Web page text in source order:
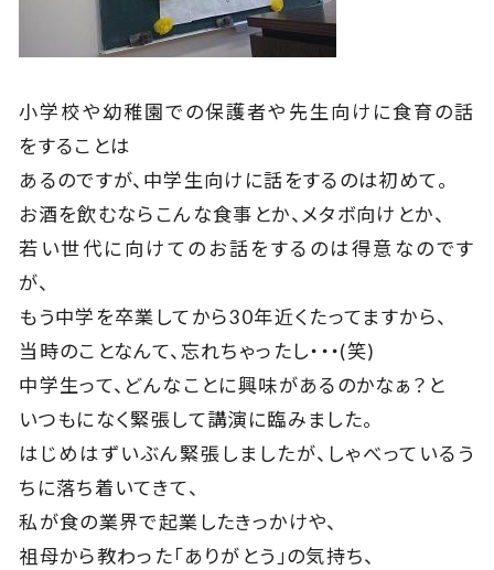
小学校や幼稚園での保護者や先生向けに食育の話
をすることは
あるのですが、中学生向けに話をするのは初めて。
お酒を飲むならこんな食事とか、メタボ向けとか、
若い世代に向けてのお話をするのは得意なのです
が、
もう中学を卒業してから30年近くたってますから、
当時のことなんて、忘れちゃったし・・・(笑)
中学生って、どんなことに興味があるのかなぁ？と
いつもになく緊張して講演に臨みました。
はじめはずいぶん緊張しましたが、しゃべっているう
ちに落ち着いてきて、
私が食の業界で起業したきっかけや、
祖母から教わった「ありがとう」の気持ち、